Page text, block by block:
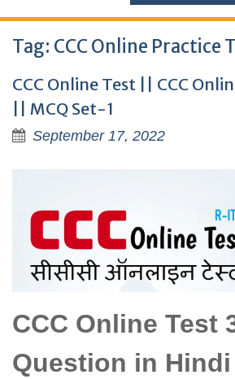
Tag: CCC Online Practice
CCC Online Test || CCC
|| MCQ Set-1
September 17, 2022
CCC Online Test
Question in